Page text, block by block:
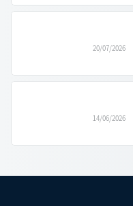
20/07/2026
14/06/2026